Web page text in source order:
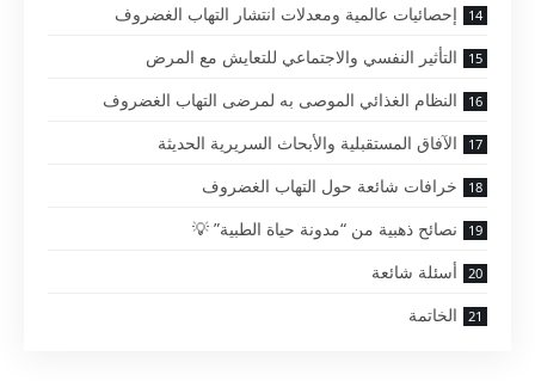
إحصائيات عالمية ومعدلات انتشار التهاب الغضروف
التأثير النفسي والاجتماعي للتعايش مع المرض
النظام الغذائي الموصى به لمرضى التهاب الغضروف
الآفاق المستقبلية والأبحاث السريرية الحديثة
خرافات شائعة حول التهاب الغضروف
نصائح ذهبية من “مدونة حياة الطبية” 💡
أسئلة شائعة
الخاتمة